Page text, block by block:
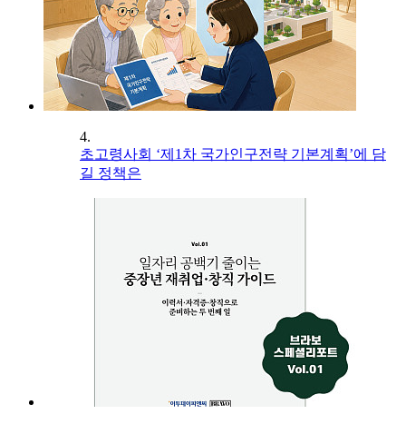
4.
초고령사회 ‘제1차 국가인구전략 기본계획’에 담
길 정책은